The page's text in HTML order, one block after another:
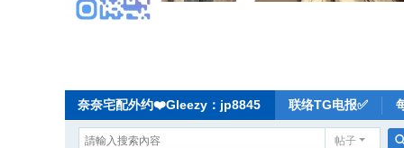
奈奈宅配外约❤️Gleezy：jp8845 联络TG电报✅
帖子